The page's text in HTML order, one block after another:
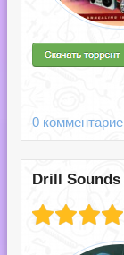
0
Drill Sounds